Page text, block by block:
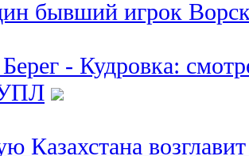
бывший игрок
- Кудровка:
Казахстана